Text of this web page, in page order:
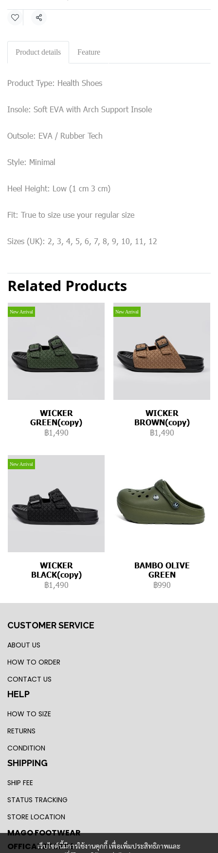
Share
Product details Feature
Product Type: Health Shoes
Insole: Soft EVA with Arch Support Insole
Outsole: EVA / Rubber Tech
Style: Minimal
Heel Height: Low (1 cm 3 cm)
Fit: True to size use your regular size
Sizes (UK): 2, 3, 4, 5, 6, 7, 8, 9, 10, 11, 12
Related Products
New Arrival
WICKER
GREEN(copy)
฿1,490
New Arrival
WICKER
BROWN(copy)
฿1,490
New Arrival
WICKER
BLACK(copy)
฿1,490
BAMBO OLIVE
GREEN
฿990
เว็บไซต์นี้มีการใช้งานคุกกี้ เพื่อเพิ่มประสิทธิภาพและ
CUSTOMER SERVICE
ABOUT US
HOW TO ORDER
CONTACT US
HELP
HOW TO SIZE
RETURNS
CONDITION
SHIPPING
SHIP FEE
STATUS TRACKING
STORE LOCATION
MAGO FOOTWEAR
OFFICAL STORE !